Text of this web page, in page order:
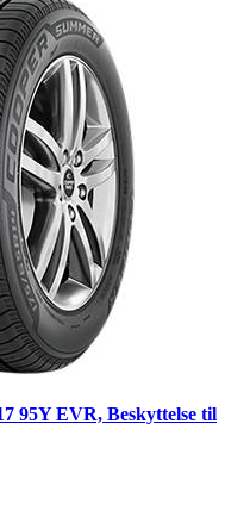
95Y EVR, Beskyttelse til